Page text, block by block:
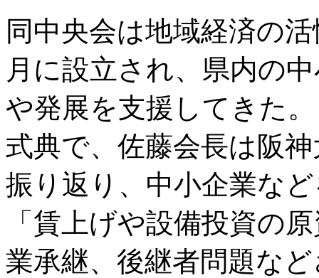
同中央会は地域経済の
月に設立され、県内の
や発展を支援してきた。
式典で、佐藤会長は阪
振り返り、中小企業な
「賃上げや設備投資の
業承継、後継者問題な